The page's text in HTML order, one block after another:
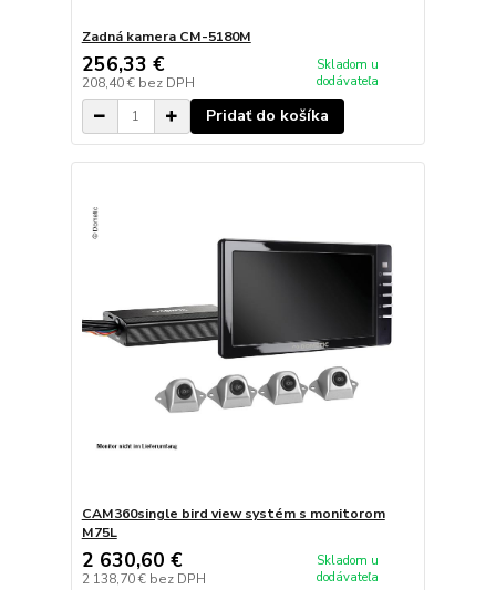
Zadná kamera CM-5180M
256,33 €
208,40 € bez DPH
Skladom u
dodávateľa
Pridať do košíka
CAM360single bird view systém s monitorom
M75L
2 630,60 €
2 138,70 € bez DPH
Skladom u
dodávateľa